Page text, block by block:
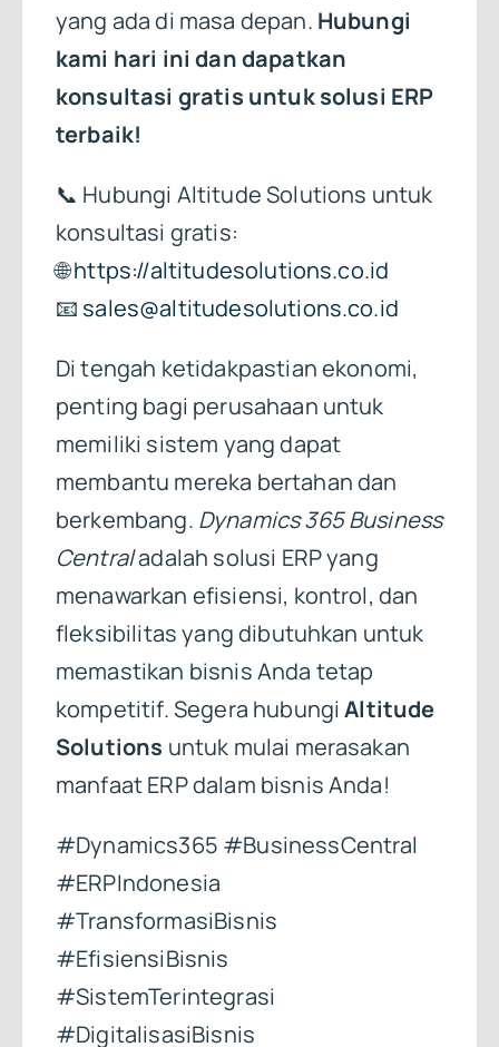
yang ada di masa depan. Hubungi
kami hari ini dan dapatkan
konsultasi gratis untuk solusi ERP
terbaik!
📞 Hubungi Altitude Solutions untuk
konsultasi gratis:
🌐https://altitudesolutions.co.id
📧 sales@altitudesolutions.co.id
Di tengah ketidakpastian ekonomi,
penting bagi perusahaan untuk
memiliki sistem yang dapat
membantu mereka bertahan dan
berkembang. Dynamics 365 Business
Centraladalah solusi ERP yang
menawarkan efisiensi, kontrol, dan
fleksibilitas yang dibutuhkan untuk
memastikan bisnis Anda tetap
kompetitif. Segera hubungiAltitude
Solutions untuk mulai merasakan
manfaat ERP dalam bisnis Anda!
#Dynamics365 #BusinessCentral
#ERPIndonesia
#TransformasiBisnis
#EfisiensiBisnis
#SistemTerintegrasi
#DigitalisasiBisnis